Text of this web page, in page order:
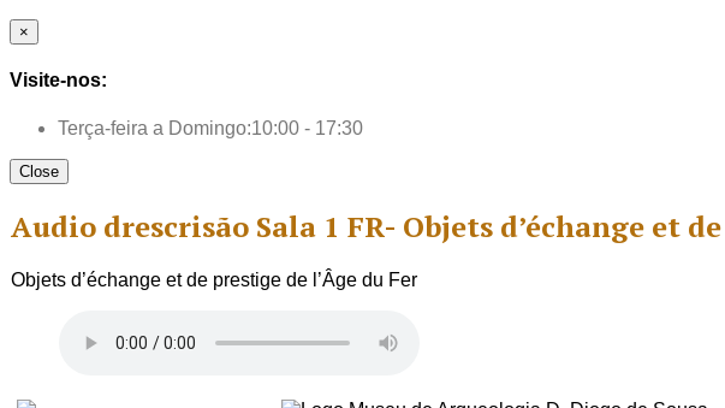
×
Visite-nos:
Terça-feira a Domingo:10:00 - 17:30
Close
Audio drescrisão Sala 1 FR- Objets d’échange et
Objets d’échange et de prestige de l’Âge du Fer